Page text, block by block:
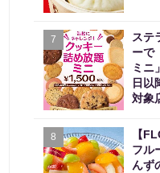
7
ステ
ーで
ミニ
日以
対象
8
【
フル
んず